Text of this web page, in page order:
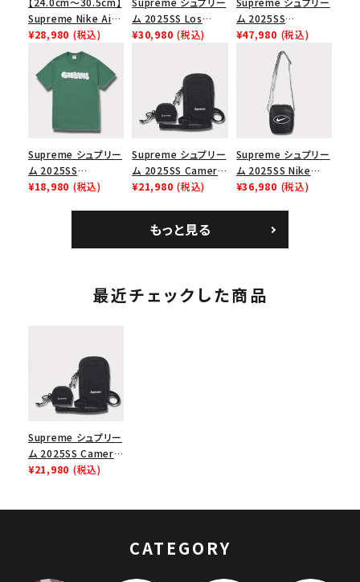
Supreme Nike Air
Force 1 Low シュプ
リーム ナイキエアフォ
ース１スニーカー シ
ューズ ホワイト
¥28,980 (税込)
ム 2025SS Los
Angeles Fire Relief
スロゴTシャツ ホワ
¥30,980 (税込)
ム 2025SS
Backpack バックパッ
ク ブラック 黒
¥47,980 (税込)
Supreme シュプリー
ム 2025SS
Homerun Tee ホー
¥18,980 (税込)
Supreme シュプリー
ム 2025SS Camera
Bag + Mini Pouch
¥21,980 (税込)
Supreme シュプリー
ム 2025SS Nike
Leather Shoulder
¥36,980 (税込)
もっと見る
最近チェックした商品
Supreme シュプリー
ム 2025SS Camera
Bag + Mini Pouch
¥21,980 (税込)
CATEGORY